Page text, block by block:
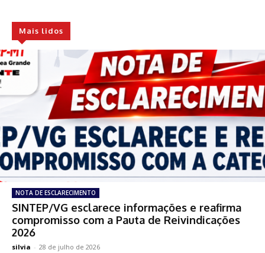
Mais lidos
NOTA DE ESCLARECIMENTO
SINTEP/VG esclarece informações e reafirma
compromisso com a Pauta de Reivindicações
2026
silvia - 28 de julho de 2026